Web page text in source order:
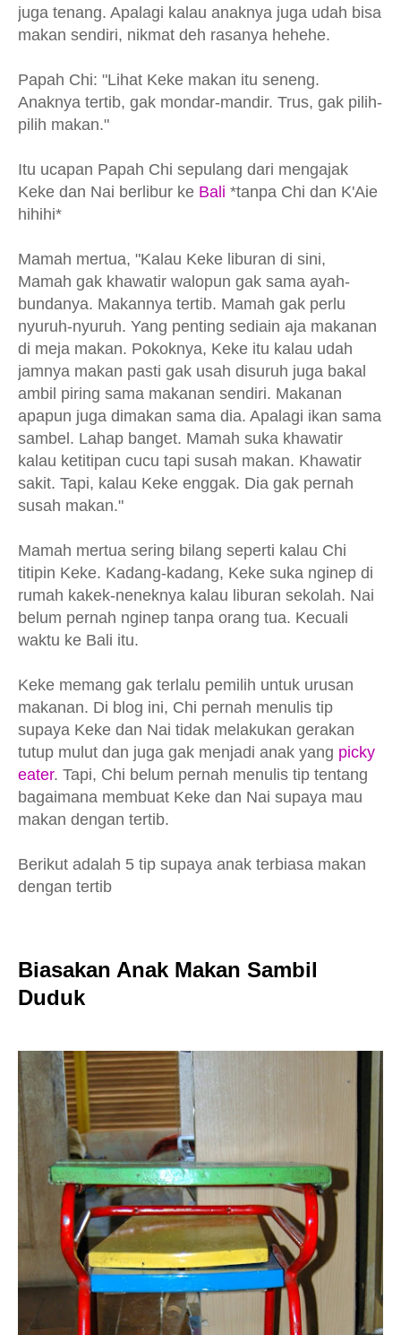
juga tenang. Apalagi kalau anaknya juga udah bisa
makan sendiri, nikmat deh rasanya hehehe.
Papah Chi: "Lihat Keke makan itu seneng.
Anaknya tertib, gak mondar-mandir. Trus, gak pilih-
pilih makan."
Itu ucapan Papah Chi sepulang dari mengajak
Keke dan Nai berlibur ke Bali *tanpa Chi dan K'Aie
hihihi*
Mamah mertua, "Kalau Keke liburan di sini,
Mamah gak khawatir walopun gak sama ayah-
bundanya. Makannya tertib. Mamah gak perlu
nyuruh-nyuruh. Yang penting sediain aja makanan
di meja makan. Pokoknya, Keke itu kalau udah
jamnya makan pasti gak usah disuruh juga bakal
ambil piring sama makanan sendiri. Makanan
apapun juga dimakan sama dia. Apalagi ikan sama
sambel. Lahap banget. Mamah suka khawatir
kalau ketitipan cucu tapi susah makan. Khawatir
sakit. Tapi, kalau Keke enggak. Dia gak pernah
susah makan."
Mamah mertua sering bilang seperti kalau Chi
titipin Keke. Kadang-kadang, Keke suka nginep di
rumah kakek-neneknya kalau liburan sekolah. Nai
belum pernah nginep tanpa orang tua. Kecuali
waktu ke Bali itu.
Keke memang gak terlalu pemilih untuk urusan
makanan. Di blog ini, Chi pernah menulis tip
supaya Keke dan Nai tidak melakukan gerakan
tutup mulut dan juga gak menjadi anak yang picky
eater. Tapi, Chi belum pernah menulis tip tentang
bagaimana membuat Keke dan Nai supaya mau
makan dengan tertib.
Berikut adalah 5 tip supaya anak terbiasa makan
dengan tertib
Biasakan Anak Makan Sambil
Duduk